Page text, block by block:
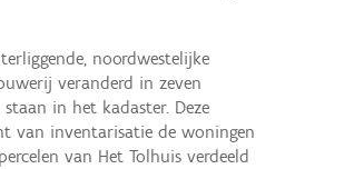
noordwestelijke
veranderd in zeven
in het kadaster. Deze
van inventarisatie de woningen
van Het Tolhuis verdeeld